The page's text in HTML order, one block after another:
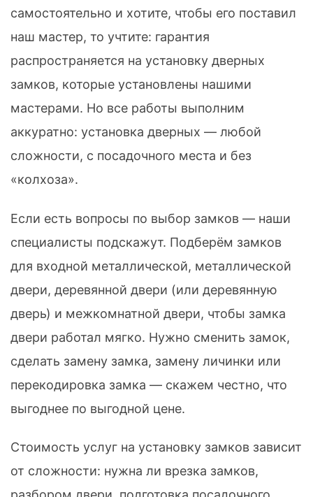
самостоятельно и хотите, чтобы его поставил
наш мастер, то учтите: гарантия
распространяется на установку дверных
замков, которые установлены нашими
мастерами. Но все работы выполним
аккуратно: установка дверных — любой
сложности, с посадочного места и без
«колхоза».
Если есть вопросы по выбор замков — наши
специалисты подскажут. Подберём замков
для входной металлической, металлической
двери, деревянной двери (или деревянную
дверь) и межкомнатной двери, чтобы замка
двери работал мягко. Нужно сменить замок,
сделать замену замка, замену личинки или
перекодировка замка — скажем честно, что
выгоднее по выгодной цене.
Стоимость услуг на установку замков зависит
от сложности: нужна ли врезка замков,